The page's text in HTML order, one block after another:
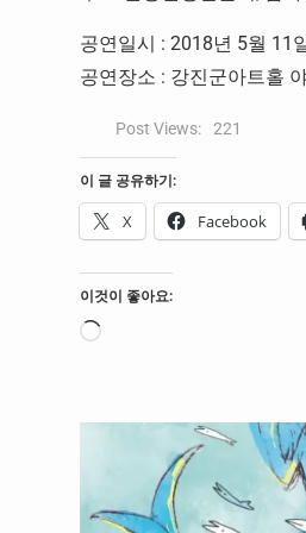
공연일시 : 2018년 5월 11
공연장소 : 강진군아트홀
Post Views: 221
이 글 공유하기:
X Facebook
이것이 좋아요:
로